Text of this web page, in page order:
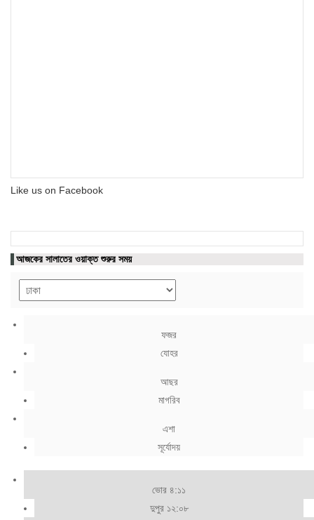
Like us on Facebook
আজকের সালাতের ওয়াক্ত শুরুর সময়
ফজর
যোহর
আছর
মাগরিব
এশা
সূর্যোদয়
ভোর ৪:১১
দুপুর ১২:০৮